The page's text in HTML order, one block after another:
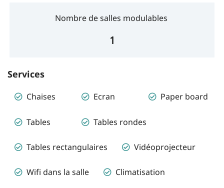
Nombre de salles modulables
1
Services
Chaises Ecran Paper board
Tables Tables rondes
Tables rectangulaires Vidéoprojecteur
Wifi dans la salle Climatisation